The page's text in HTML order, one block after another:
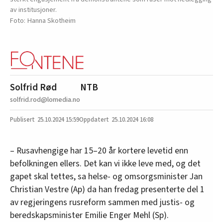
av institusjoner.
Hanna Skotheim
Solfrid Rød
solfrid.rod@lomedia.no
NTB
25.10.2024 15:59 25.10.2024 16:08
– Rusavhengige har 15–20 år kortere levetid enn
befolkningen ellers. Det kan vi ikke leve med, og det
gapet skal tettes, sa helse- og omsorgsminister Jan
Christian Vestre (Ap) da han fredag presenterte del 1
av regjeringens rusreform sammen med justis- og
beredskapsminister Emilie Enger Mehl (Sp).